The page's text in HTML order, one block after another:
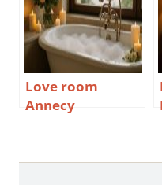
Love room
Annecy